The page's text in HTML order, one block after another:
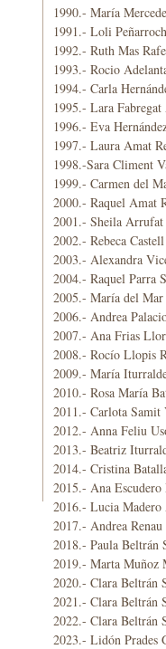
1990.- María
1991.- Loli
1992.- Ruth Mas
1993.- Rocio
1994.- Carla
1995.- Lara
1996.- Eva
1997.- Laura Amat
1998.-Sara Climent
1999.- Carmen del
2000.- Raquel Amat
2001.- Sheila
2002.- Rebeca
2003.- Alexandra
2004.- Raquel Parra
2005.- María del
2006.- Andrea
2007.- Ana Frias
2008.- Rocío Llopis
2009.- María
2010.- Rosa María
2011.- Carlota
2012.- Anna Feliu
2013.- Beatriz
2014.- Cristina
2015.- Ana Escudero
2016.- Lucia Madero
2017.- Andrea
2018.- Paula Beltrán
2019.- Marta Muñoz
2020.- Clara Beltrán
2021.- Clara Beltrán
2022.- Clara Beltrán
2023.- Lidón Prades